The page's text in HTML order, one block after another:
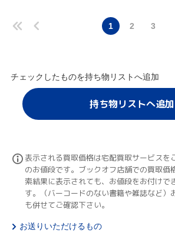
1 2 3
チェックしたものを持ち物リストへ追加
持ち物リストへ追加
表示される買取価格は宅配買取サービスを
のお値段です。ブックオフ店舗での買取価
索結果に表示されても、お値段をお付けで
す。（バーコードのない書籍や雑誌など）
も併せてご確認下さい。
お送りいただけるもの